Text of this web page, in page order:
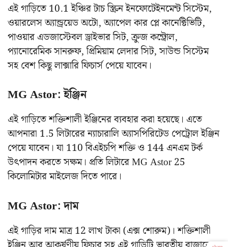
এই গাড়িতে 10.1 ইঞ্চির টাচ স্ক্রিন ইনফোটেইনমেন্ট সিস্টেম,
ওয়ারলেস অ্যান্ড্রয়েড অটো, অ্যাপেল কার প্লে কানেক্টিভিটি,
পাওয়ার এডজাস্টেবল ড্রাইভার সিট, ক্রুজ কন্ট্রোল,
প্যানোরেমিক সানরুফ, প্রিমিয়াম লেদার সিট, সাউন্ড সিস্টেম
সহ বেশ কিছু লাক্সারি ফিচার্স পেয়ে যাবেন।
MG Astor: ইঞ্জিন
এই গাড়িতে শক্তিশালী ইঞ্জিনের ব্যবহার করা হয়েছে। এতে
আপনারা 1.5 লিটারের ন্যাচারালি অ্যাসপিরিটেড পেট্রোল ইঞ্জিন
পেয়ে যাবেন। যা 110 বিএইচপি শক্তি ও 144 এনএম টর্ক
উৎপাদন করতে সক্ষম। প্রতি লিটারে MG Astor 25
কিলোমিটার মাইলেজ দিতে পারে।
MG Astor: দাম
এই গাড়ির দাম মাত্র 12 লাখ টাকা (এক্স শোরুম)। শক্তিশালী